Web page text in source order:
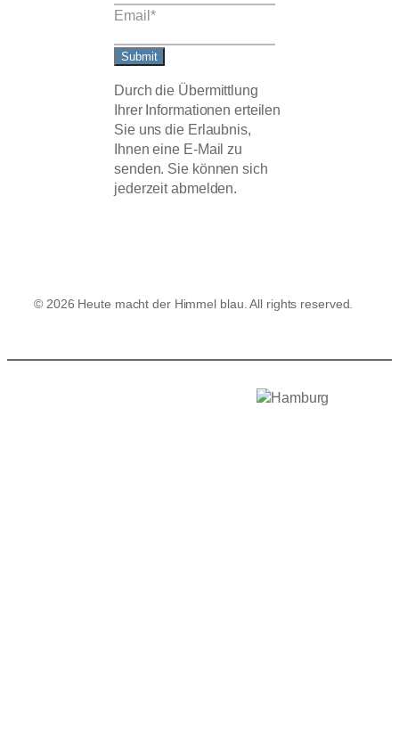
Email*
Submit
Durch die Übermittlung
Ihrer Informationen erteilen
Sie uns die Erlaubnis,
Ihnen eine E-Mail zu
senden. Sie können sich
jederzeit abmelden.
© 2026 Heute macht der Himmel blau. All rights reserved.